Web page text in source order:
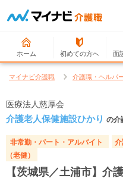
ホーム 初めての方へ 面
マイナビ介護職 介護職・ヘルパ
医療法人慈厚会
介護老人保健施設ひかり の介
非常勤・パート・アルバイト
（老健）
【茨城県／土浦市】介